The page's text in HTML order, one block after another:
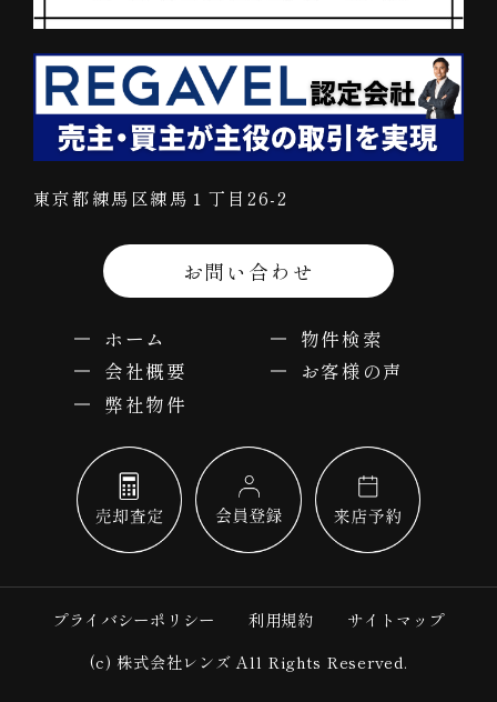
東京都練馬区練馬１丁目26-2
お問い合わせ
ホーム
物件検索
会社概要
お客様の声
弊社物件
プライバシーポリシー 利用規約
サイトマップ
(c) 株式会社レンズ All Rights Reserved.